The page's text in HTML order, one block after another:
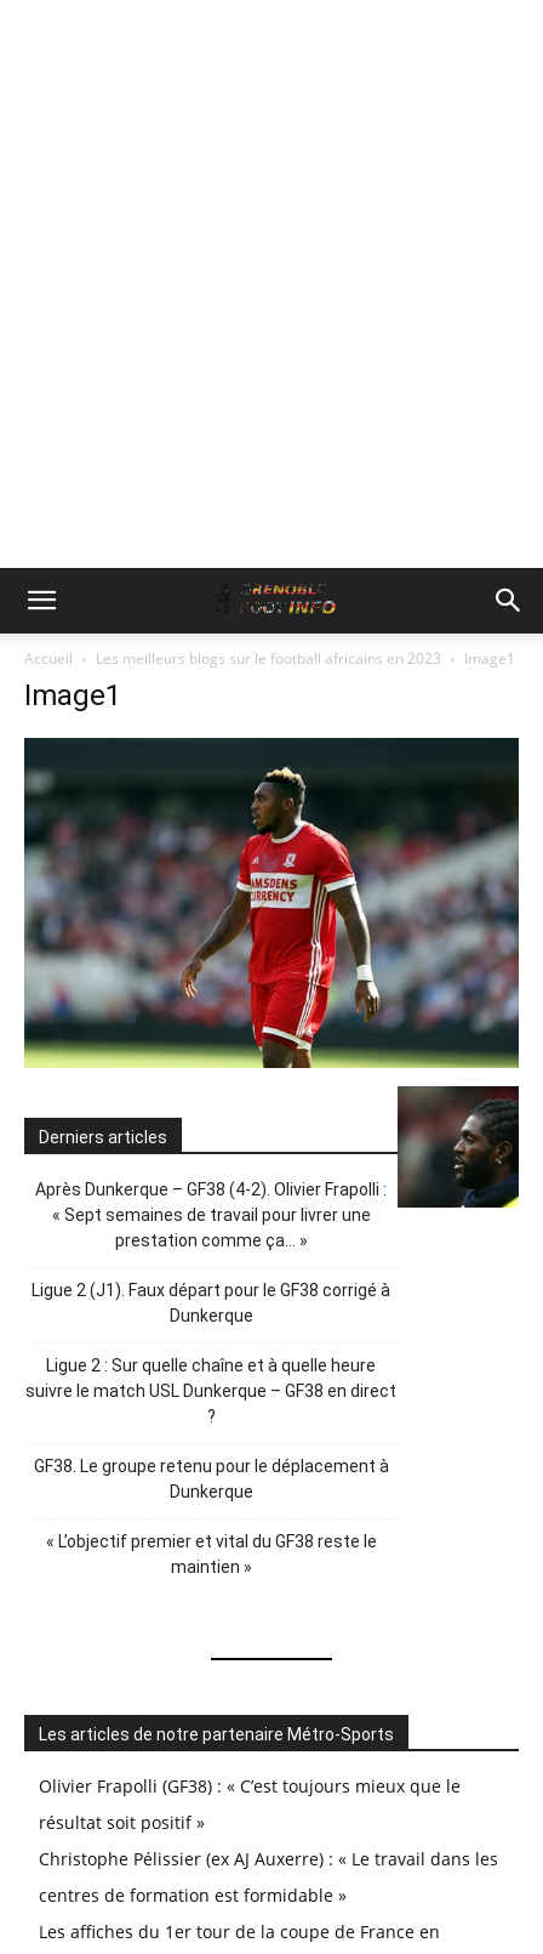
Accueil Les meilleurs blogs sur le football africains en 2023 Image1
Image1
Derniers articles
Après Dunkerque – GF38 (4-2). Olivier Frapolli :
« Sept semaines de travail pour livrer une
prestation comme ça… »
Ligue 2 (J1). Faux départ pour le GF38 corrigé à
Dunkerque
Ligue 2 : Sur quelle chaîne et à quelle heure
suivre le match USL Dunkerque – GF38 en direct
?
GF38. Le groupe retenu pour le déplacement à
Dunkerque
« L’objectif premier et vital du GF38 reste le
maintien »
Les articles de notre partenaire Métro-Sports
Olivier Frapolli (GF38) : « C’est toujours mieux que le
résultat soit positif »
Christophe Pélissier (ex AJ Auxerre) : « Le travail dans les
centres de formation est formidable »
Les affiches du 1er tour de la coupe de France en